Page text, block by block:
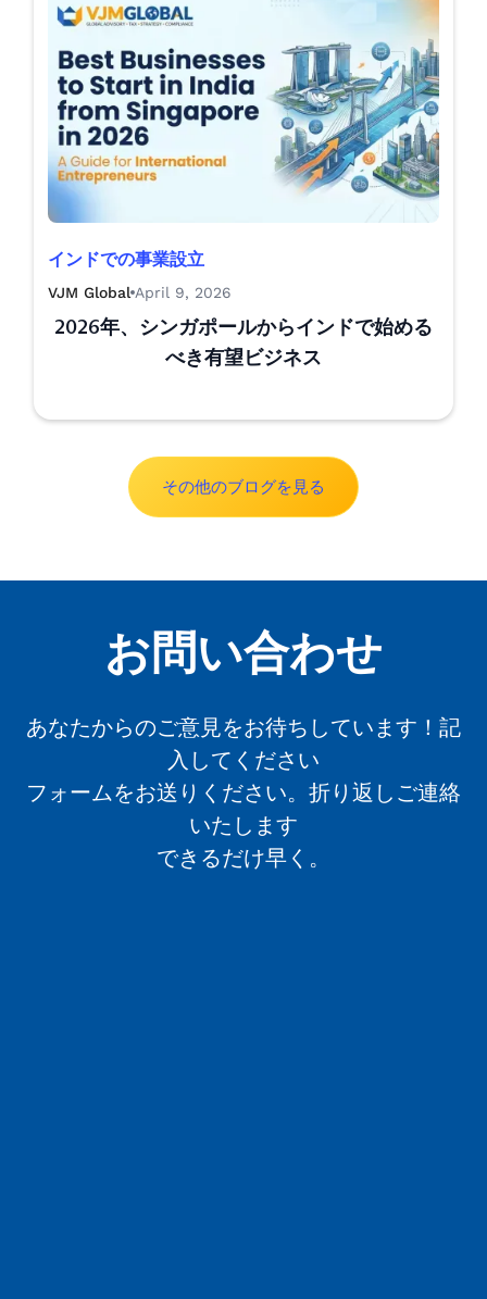
インドでの事業設立
VJM Global April 9, 2026
2026年、シンガポールからインドで始める
べき有望ビジネス
その他のブログを見る
お問い合わせ
あなたからのご意見をお待ちしています！記
入してください
フォームをお送りください。折り返しご連絡
いたします
できるだけ早く。